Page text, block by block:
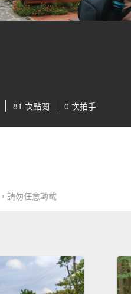
81 次點閱 0 次拍手
請勿任意轉載